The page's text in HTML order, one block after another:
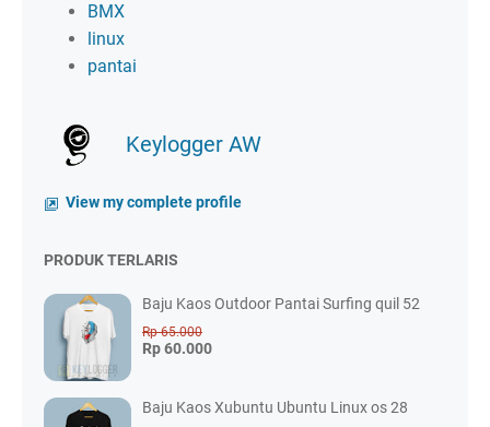
BMX
linux
pantai
Keylogger AW
View my complete profile
PRODUK TERLARIS
Baju Kaos Outdoor Pantai Surfing quil 52
Rp 65.000
Rp 60.000
Baju Kaos Xubuntu Ubuntu Linux os 28